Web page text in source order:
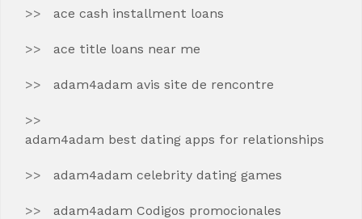
ace cash installment loans
ace title loans near me
adam4adam avis site de rencontre
adam4adam best dating apps for relationships
adam4adam celebrity dating games
adam4adam Codigos promocionales